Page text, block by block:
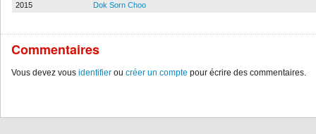
2015
Dok Sorn Choo
Commentaires
Vous devez vous identifier ou créer un compte pour écrire des commentaires.